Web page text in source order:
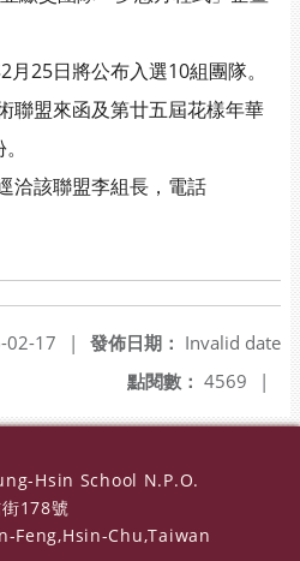
25日將公布入選10組團隊。
聯盟來函及第廿五屆花樣年華
洽該聯盟李組長，電話
發佈日期： Invalid date
02-17
|
點閱數： 4569 |
Hsin School N.P.O.
178號
Feng,Hsin-Chu,Taiwan